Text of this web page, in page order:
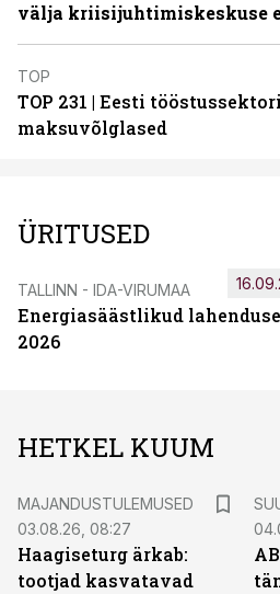
välja kriisijuhtimiskeskuse
TOP
TOP 231 | Eesti
maksuvõlglased
ÜRITUSED
TALLINN - IDA-VIRUMAA
Energiasäästlikud
2026
HETKEL KUUM
MAJANDUSTULEMUSED
03.08.26, 08:27
Haagiseturg ärkab:
tootjad kasvatavad